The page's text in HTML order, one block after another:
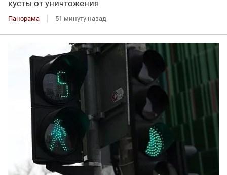
кусты от уничтожения
Панорама 51 минуту назад